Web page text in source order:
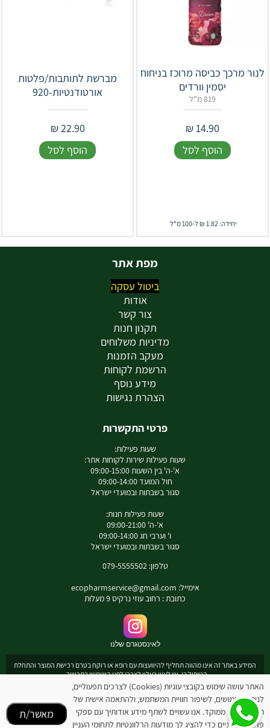
לנור מרכך כביסה מרוכז בניחוח
יסמין וורדים
819 מ"ל
14.90
₪
הוסף לסל
יחידה: 1.82 ₪ ל-100 מ"ל
מברשת לתותבות/פלטות
אורטודנטיות-920
22.90
₪
הוסף לסל
מפת אתר
ביטול עסקה
אודות
צור קשר
תקנון חנות
מדיניות משלוחים
מעקב הזמנות
הרשמת לקוחות
מידע נוסף
הצהרת נגישות
פרטי התקשרות
שעות פעילות:
שעות פעילות שירות לקוחות אתר:
א'-ה' בין השעות 09:00-15:00
חול המועד 09:00-14:00
סגור בשבתות ובמועדי ישראל
שעות פעילות חנות:
א'-ה' 09:00-21:00
ו' וערבי חג 09:00-14:00
סגור בשבתות ובמועדי ישראל
טלפון: 079-5555502
אימייל: ecopharmservice@gmail.com
כתובת : רחוב עוזי נרקיס 9 מעלות
לאינסטגרם שלנו
המידע באתר זה אינו מהווה תחליף להיוועצות עם רופא או רוקח בטרם רכישת המוצר והתחלת
הטיפול בו. יש לעיין בעלון לצרכן לפני השימוש בתכשיר .
מומלץ להיוועץ עם רוקח בכל הנוגע למטרות ואופן השימוש , תופעות לוואי ואינטראקציה עם
תכשירים אחרים.
המחירים בתוקף לרכישה באתר בלבד - להתייעצות עם רוקח: 0795555502
ובנוסף כתובת דואר אלקטרוני
ecopharmservice@gmail.com
האתר עושה שימוש בקובצי עוגיות (Cookies) לצרכים תפעוליים,
לניתוח שימושים, לשיפור חוויית המשתמש, ולהתאמה אישית של
תוכן ופרסום ממוקד. אנו עשויים לשתף מידע אודותיך עם ספקי
פרסום חיצוניים כדי להציג לך מודעות הרלוונטיות לתחומי העניין
מאשר/ת